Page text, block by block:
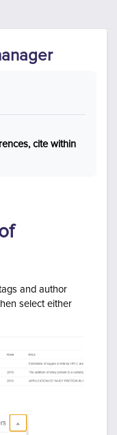
cite within
and author
select either